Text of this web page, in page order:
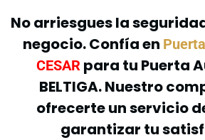
No arriesgues la
negocio. Confía en
CESARpara tu Puerta
BELTIGA. Nuestro
ofrecerte un servicio
garantizar tu